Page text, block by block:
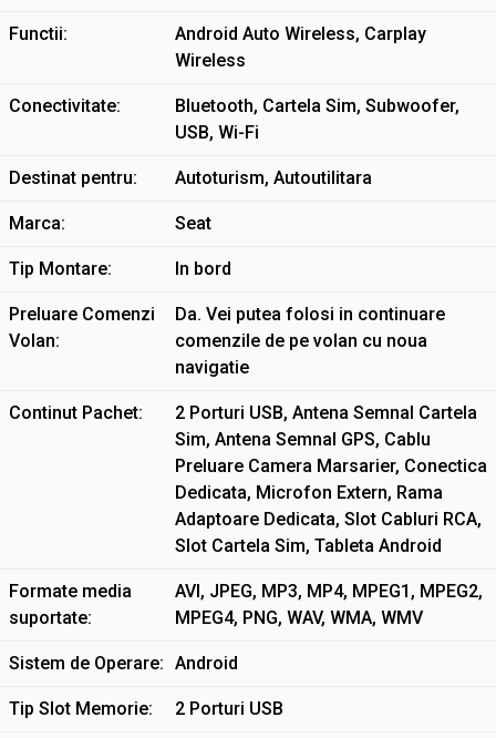
Functii
Android Auto Wireless, Carplay
Wireless
Conectivitate
Bluetooth, Cartela Sim, Subwoofer,
USB, Wi-Fi
Destinat pentru Autoturism, Autoutilitara
Marca Seat
Tip Montare In bord
Preluare Comenzi
Volan
Da. Vei putea folosi in continuare
comenzile de pe volan cu noua
navigatie
Continut Pachet
2 Porturi USB, Antena Semnal Cartela
Sim, Antena Semnal GPS, Cablu
Preluare Camera Marsarier, Conectica
Dedicata, Microfon Extern, Rama
Adaptoare Dedicata, Slot Cabluri RCA,
Slot Cartela Sim, Tableta Android
Formate media
suportate
AVI, JPEG, MP3, MP4, MPEG1, MPEG2,
MPEG4, PNG, WAV, WMA, WMV
Sistem de Operare Android
Tip Slot Memorie 2 Porturi USB